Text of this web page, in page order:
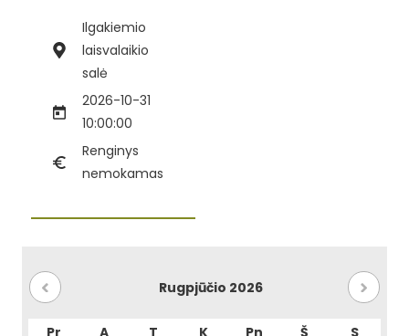
Ilgakiemio
laisvalaikio
salė
2026-10-31
10:00:00
Renginys
nemokamas
Rugpjūčio 2026
Pr A T K Pn Š
S